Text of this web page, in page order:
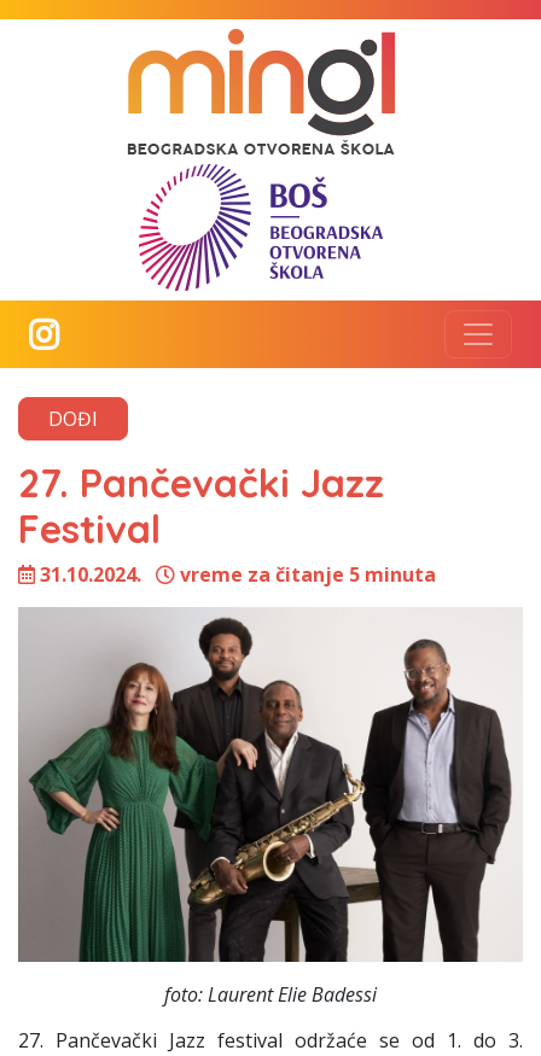
DOĐI
27. Pančevački Jazz
Festival
31.10.2024. vreme za čitanje 5 minuta
foto: Laurent Elie Badessi
27. Pančevački Jazz festival održaće se od 1. do 3.